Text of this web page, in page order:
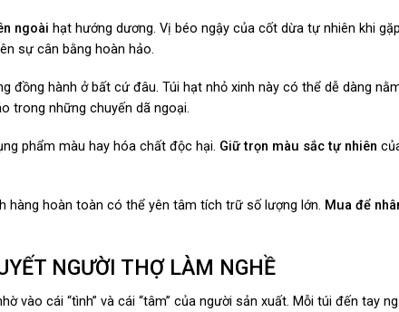
ngoài hạt hướng dương. Vị béo ngậy của cốt dừa tự nhiên khi
sự cân bằng hoàn hảo.
đồng hành ở bất cứ đâu. Túi hạt nhỏ xinh này có thể dễ dàng
trong những chuyến dã ngoại.
phẩm màu hay hóa chất độc hại. Giữ trọn màu sắc tự nhiên
hàng hoàn toàn có thể yên tâm tích trữ số lượng lớn. Mua để
NGƯỜI THỢ LÀM NGHỀ
vào cái “tình” và cái “tâm” của người sản xuất. Mỗi túi đến tay